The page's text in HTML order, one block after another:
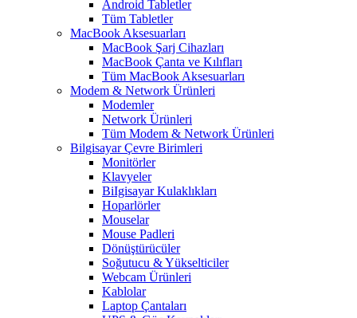
Android Tabletler
Tüm Tabletler
MacBook Aksesuarları
MacBook Şarj Cihazları
MacBook Çanta ve Kılıfları
Tüm MacBook Aksesuarları
Modem & Network Ürünleri
Modemler
Network Ürünleri
Tüm Modem & Network Ürünleri
Bilgisayar Çevre Birimleri
Monitörler
Klavyeler
BiIgisayar Kulaklıkları
Hoparlörler
Mouselar
Mouse Padleri
Dönüştürücüler
Soğutucu & Yükselticiler
Webcam Ürünleri
Kablolar
Laptop Çantaları